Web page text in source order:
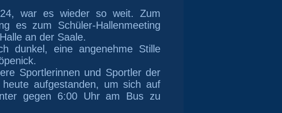
war es wieder so weit. Zum
es zum Schüler-Hallenmeeting
an der Saale.
dunkel, eine angenehme Stille
Sportlerinnen und Sportler der
heute aufgestanden, um sich auf
gegen 6:00 Uhr am Bus zu